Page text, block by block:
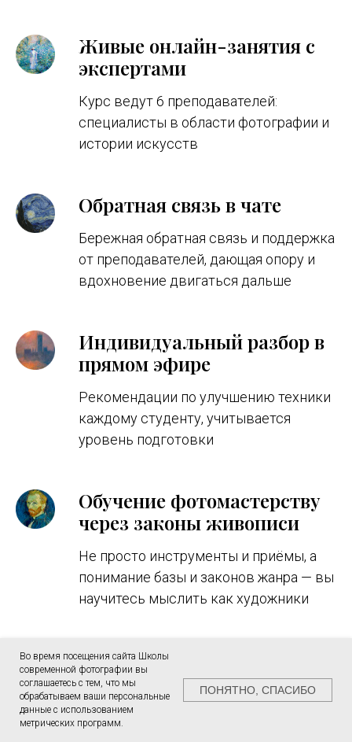
Живые онлайн-занятия с
экспертами
Курс ведут 6 преподавателей:
специалисты в области фотографии и
истории искусств
Обратная связь в чате
Бережная обратная связь и поддержка
от преподавателей, дающая опору и
вдохновение двигаться дальше
Индивидуальный разбор в
прямом эфире
Рекомендации по улучшению техники
каждому студенту, учитывается
уровень подготовки
Обучение фотомастерству
через законы живописи
Не просто инструменты и приёмы, а
понимание базы и законов жанра — вы
научитесь мыслить как художники
Во время посещения сайта Школы
современной фотографии вы
соглашаетесь с тем, что мы
обрабатываем ваши персональные
данные с использованием
метрических программ.
ПОНЯТНО, СПАСИБО